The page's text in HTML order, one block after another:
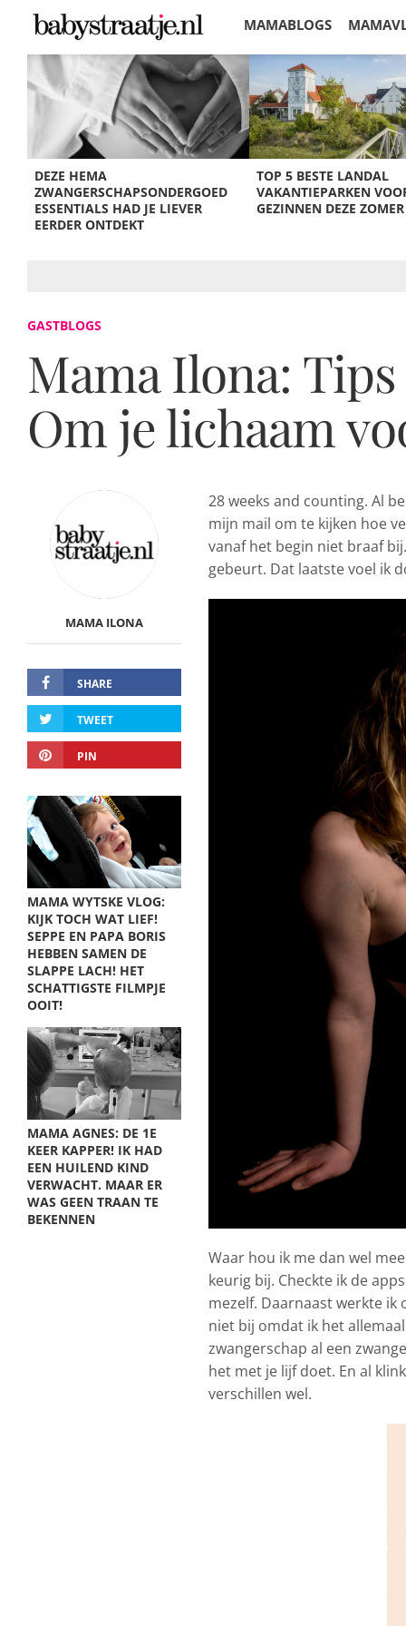
MAMABLOGS
KORTINGEN
DEZE HEMA
ZWANGERSCHAPSONDERGOED
ESSENTIALS HAD JE LIEVER
EERDER ONTDEKT
TOP 5 BESTE LANDAL
VAKANTIEPARKEN
GEZINNEN DEZE ZOMER
GASTBLOGS
Mama Ilona:
Om je lichaam
MAMA ILONA
SHARE
TWEET
PIN
MAMA WYTSKE VLOG:
KIJK TOCH WAT LIEF!
SEPPE EN PAPA BORIS
HEBBEN SAMEN DE
SLAPPE LACH! HET
SCHATTIGSTE FILMPJE
OOIT!
MAMA AGNES: DE 1E
KEER KAPPER! IK HAD
EEN HUILEND KIND
VERWACHT. MAAR ER
WAS GEEN TRAAN TE
BEKENNEN
28 weeks and counting. Al
mijn mail om te kijken hoe
vanaf het begin niet braaf
gebeurt. Dat laatste voel ik
Waar hou ik me dan wel
keurig bij. Checkte ik de
mezelf. Daarnaast werkte
niet bij omdat ik het
zwangerschap al een
het met je lijf doet. En al
verschillen wel.